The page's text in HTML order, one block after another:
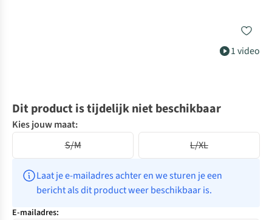
1 video
Dit product is tijdelijk niet beschikbaar
Kies jouw maat:
S/M
L/XL
Laat je e-mailadres achter en we sturen je een
bericht als dit product weer beschikbaar is.
E-mailadres: